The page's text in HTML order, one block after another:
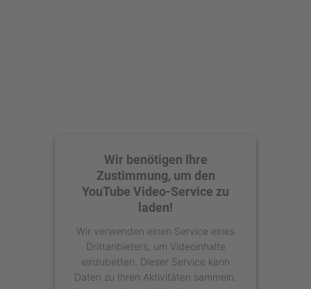
Wir benötigen Ihre
Zustimmung, um den
YouTube Video-Service zu
laden!
Wir verwenden einen Service eines
Drittanbieters, um Videoinhalte
einzubetten. Dieser Service kann
Daten zu Ihren Aktivitäten sammeln.